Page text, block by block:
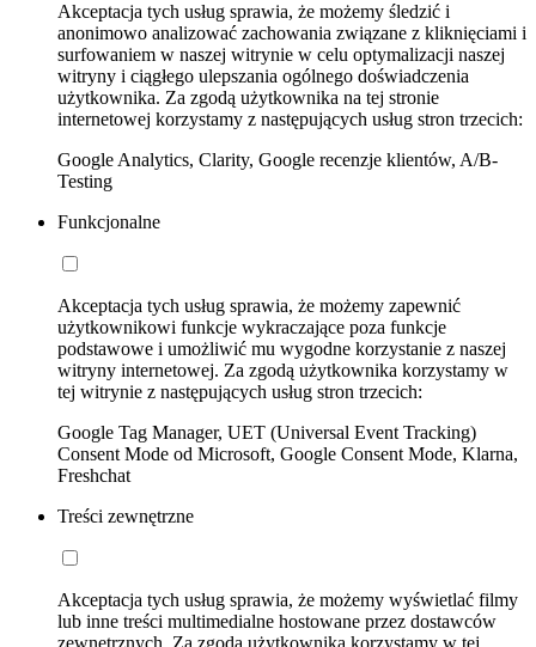
Akceptacja tych usług sprawia, że możemy śledzić i
anonimowo analizować zachowania związane z kliknięciami i
surfowaniem w naszej witrynie w celu optymalizacji naszej
witryny i ciągłego ulepszania ogólnego doświadczenia
użytkownika. Za zgodą użytkownika na tej stronie
internetowej korzystamy z następujących usług stron trzecich:
Google Analytics, Clarity, Google recenzje klientów, A/B-
Testing
Funkcjonalne
Akceptacja tych usług sprawia, że możemy zapewnić
użytkownikowi funkcje wykraczające poza funkcje
podstawowe i umożliwić mu wygodne korzystanie z naszej
witryny internetowej. Za zgodą użytkownika korzystamy w
tej witrynie z następujących usług stron trzecich:
Google Tag Manager, UET (Universal Event Tracking)
Consent Mode od Microsoft, Google Consent Mode, Klarna,
Freshchat
Treści zewnętrzne
Akceptacja tych usług sprawia, że możemy wyświetlać filmy
lub inne treści multimedialne hostowane przez dostawców